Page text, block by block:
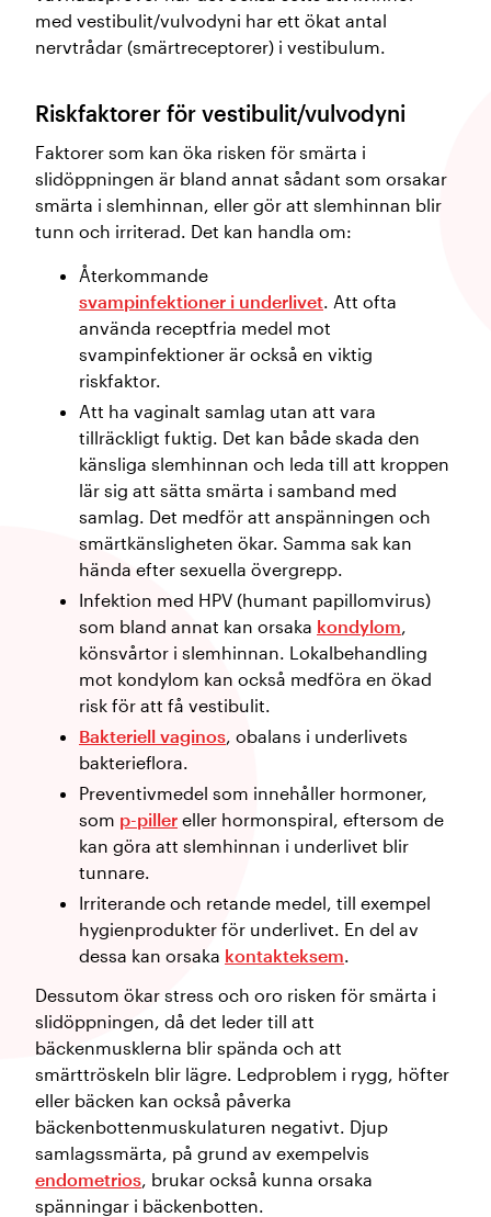
med vestibulit/vulvodyni har ett ökat antal
nervtrådar (smärtreceptorer) i vestibulum.
Riskfaktorer för vestibulit/vulvodyni
Faktorer som kan öka risken för smärta i
slidöppningen är bland annat sådant som orsakar
smärta i slemhinnan, eller gör att slemhinnan blir
tunn och irriterad. Det kan handla om:
Återkommande
svampinfektioner i underlivet. Att ofta
använda receptfria medel mot
svampinfektioner är också en viktig
riskfaktor.
Att ha vaginalt samlag utan att vara
tillräckligt fuktig. Det kan både skada den
känsliga slemhinnan och leda till att kroppen
lär sig att sätta smärta i samband med
samlag. Det medför att anspänningen och
smärtkänsligheten ökar. Samma sak kan
hända efter sexuella övergrepp.
Infektion med HPV (humant papillomvirus)
som bland annat kan orsaka kondylom,
könsvårtor i slemhinnan. Lokalbehandling
mot kondylom kan också medföra en ökad
risk för att få vestibulit.
Bakteriell vaginos, obalans i underlivets
bakterieflora.
Preventivmedel som innehåller hormoner,
som p-piller eller hormonspiral, eftersom de
kan göra att slemhinnan i underlivet blir
tunnare.
Irriterande och retande medel, till exempel
hygienprodukter för underlivet. En del av
dessa kan orsaka kontakteksem.
Dessutom ökar stress och oro risken för smärta i
slidöppningen, då det leder till att
bäckenmusklerna blir spända och att
smärttröskeln blir lägre. Ledproblem i rygg, höfter
eller bäcken kan också påverka
bäckenbottenmuskulaturen negativt. Djup
samlagssmärta, på grund av exempelvis
endometrios, brukar också kunna orsaka
spänningar i bäckenbotten.